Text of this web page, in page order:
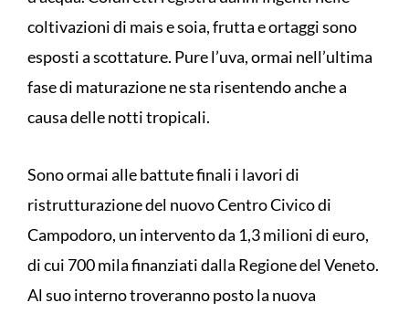
coltivazioni di mais e soia, frutta e ortaggi sono
esposti a scottature. Pure l’uva, ormai nell’ultima
fase di maturazione ne sta risentendo anche a
causa delle notti tropicali.
Sono ormai alle battute finali i lavori di
ristrutturazione del nuovo Centro Civico di
Campodoro, un intervento da 1,3 milioni di euro,
di cui 700 mila finanziati dalla Regione del Veneto.
Al suo interno troveranno posto la nuova